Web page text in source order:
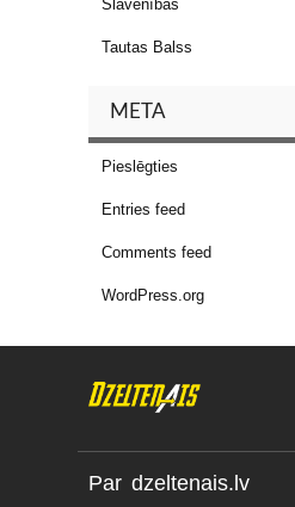
Slavenības
Tautas Balss
META
Pieslēgties
Entries feed
Comments feed
WordPress.org
Par dzeltenais.lv